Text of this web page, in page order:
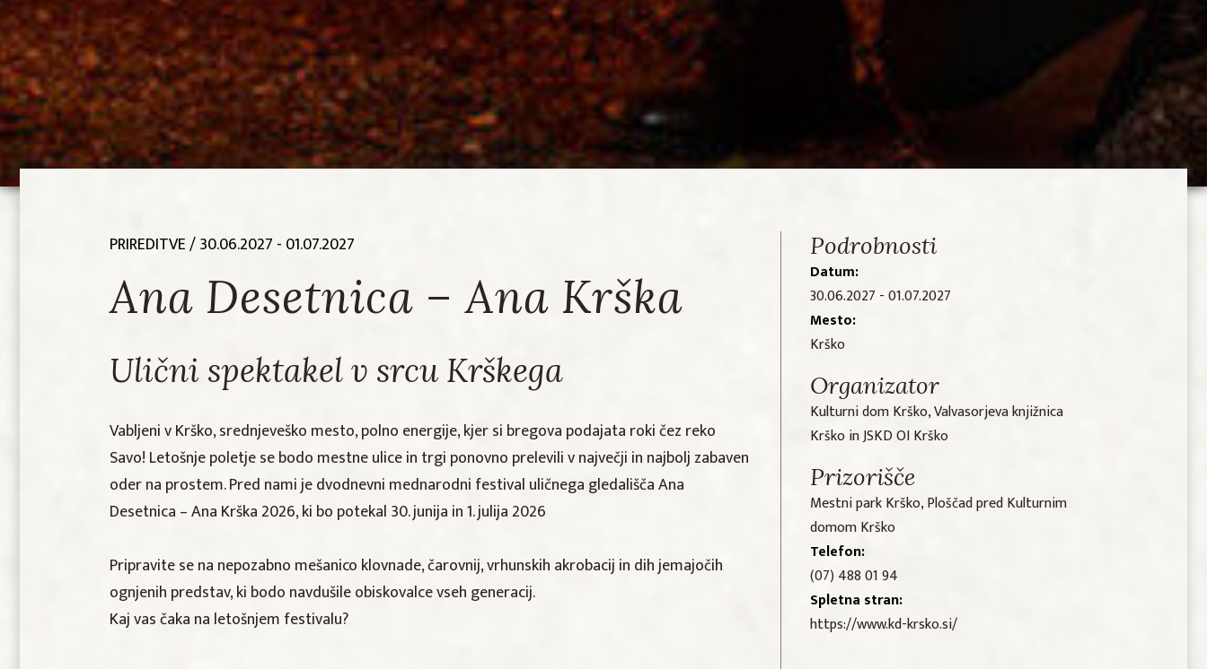
PRIREDITVE/ 30.06.2027 - 01.07.2027
Ana Desetnica – Ana Krška
Ulični spektakel v srcu Krškega
Vabljeni v Krško, srednjeveško mesto, polno energije, kjer si bregova podajata roki čez reko
Savo! Letošnje poletje se bodo mestne ulice in trgi ponovno prelevili v največji in najbolj zabaven
oder na prostem. Pred nami je dvodnevni mednarodni festival uličnega gledališča Ana
Desetnica – Ana Krška 2026, ki bo potekal 30. junija in 1. julija 2026
Pripravite se na nepozabno mešanico klovnade, čarovnij, vrhunskih akrobacij in dih jemajočih
ognjenih predstav, ki bodo navdušile obiskovalce vseh generacij.
Kaj vas čaka na letošnjem festivalu?
Podrobnosti
Datum:
30.06.2027 - 01.07.2027
Mesto:
Krško
Organizator
Kulturni dom Krško, Valvasorjeva knjižnica
Krško in JSKD OI Krško
Prizorišče
Mestni park Krško, Ploščad pred Kulturnim
domom Krško
Telefon:
(07) 488 01 94
Spletna stran:
https://www.kd-krsko.si/